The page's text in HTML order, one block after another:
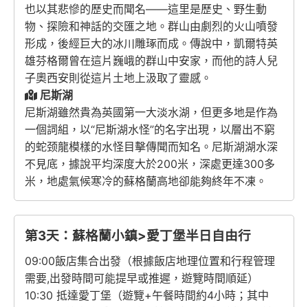
也以其悲慘的歷史而聞名——這里是歷史、野生動
物、探險和神話的交匯之地。群山由劇烈的火山噴發
形成，後經巨大的冰川雕琢而成。傳說中，凱爾特英
雄芬格爾曾在這片巍峨的群山中安家，而他的詩人兒
子奧西安則從這片土地上汲取了靈感。
尼斯湖
尼斯湖雖然貴為英國第一大淡水湖，但更多地是作為
一個詞組，以“尼斯湖水怪”的名字出現，以層出不窮
的蛇颈龍模樣的水怪目擊傳聞而知名。尼斯湖湖水深
不見底，據說平均深度大於200米，深處更達300多
米，地處氣候寒冷的蘇格蘭高地卻能夠終年不凍。
第3天：蘇格蘭小鎮>愛丁堡半日自由行
09:00飯店集合出發（根據飯店地理位置和行程管理
需要,出發時間可能提早或推遲，遊覽時間順延）
10:30 抵達愛丁堡（遊覽+午餐時間約4小時；其中